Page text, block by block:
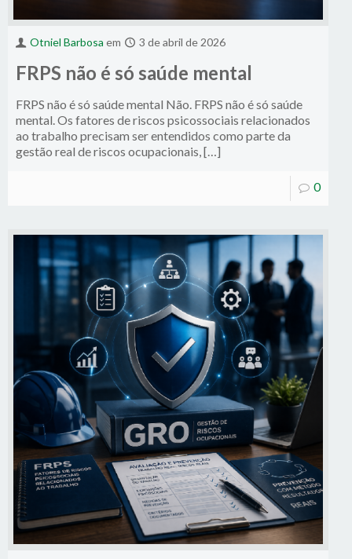
Otniel Barbosa em 3 de abril de 2026
FRPS não é só saúde mental
FRPS não é só saúde mental Não. FRPS não é só saúde
mental. Os fatores de riscos psicossociais relacionados
ao trabalho precisam ser entendidos como parte da
gestão real de riscos ocupacionais, […]
0